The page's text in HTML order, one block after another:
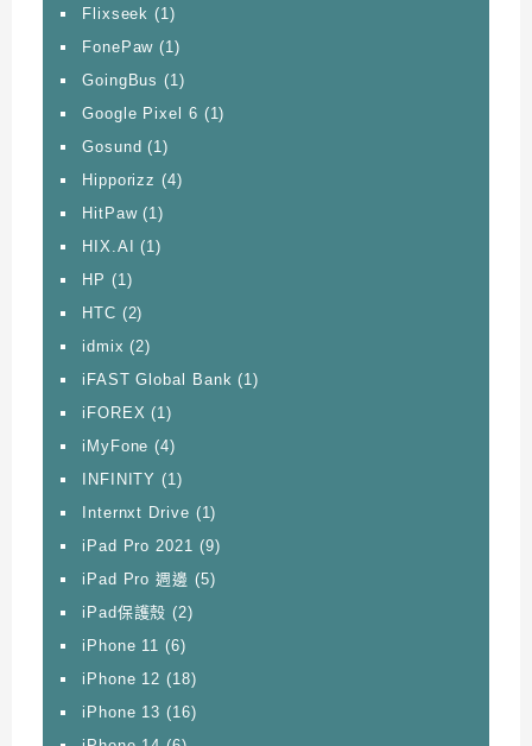
Flixseek (1)
FonePaw (1)
GoingBus (1)
Google Pixel 6 (1)
Gosund (1)
Hipporizz (4)
HitPaw(1)
HIX.AI
(1)
HP (1)
HTC (2)
idmix (2)
iFAST Global Bank (1)
iFOREX (1)
iMyFone (4)
INFINITY (1)
Internxt Drive (1)
iPad Pro 2021 (9)
iPad Pro 週邊 (5)
iPad保護殼 (2)
iPhone 11 (6)
iPhone 12 (18)
iPhone 13 (16)